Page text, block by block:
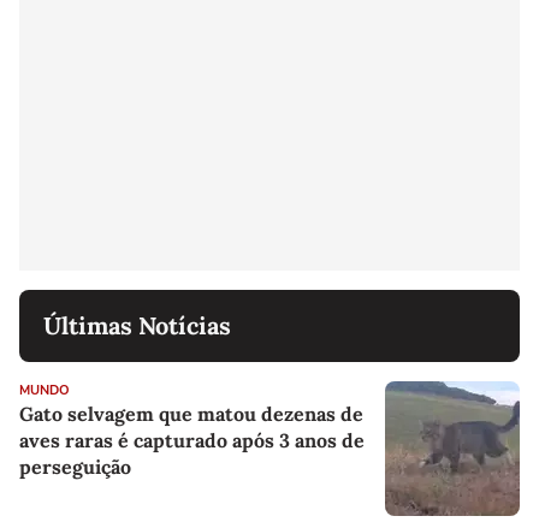
Últimas Notícias
MUNDO
Gato selvagem que matou dezenas de
aves raras é capturado após 3 anos de
perseguição